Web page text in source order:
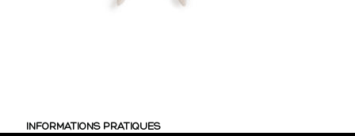
INFORMATIONS PRATIQUES